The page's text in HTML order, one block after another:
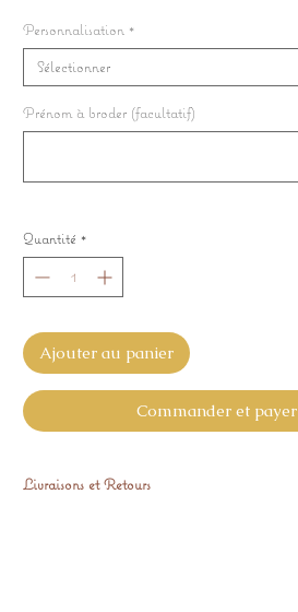
Personnalisation *
Sélectionner
Prénom à broder (facultatif)
Quantité *
Ajouter au panier
Commander et payer
Livraisons et Retours